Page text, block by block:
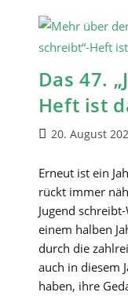
Das 47.
Heft ist
Beitrag
20. August
Erneut ist ein
rückt immer
Jugend
einem halben
durch die
auch in diesem
haben, ihre